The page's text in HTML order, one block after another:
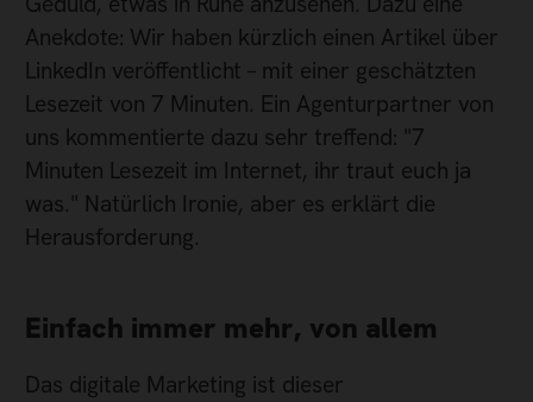
Anekdote: Wir haben kürzlich einen Artikel über
LinkedIn veröffentlicht – mit einer geschätzten
Lesezeit von 7 Minuten. Ein Agenturpartner von
uns kommentierte dazu sehr treffend: "7
Minuten Lesezeit im Internet, ihr traut euch ja
was." Natürlich Ironie, aber es erklärt die
Herausforderung.
Einfach immer mehr, von allem
Das digitale Marketing ist dieser